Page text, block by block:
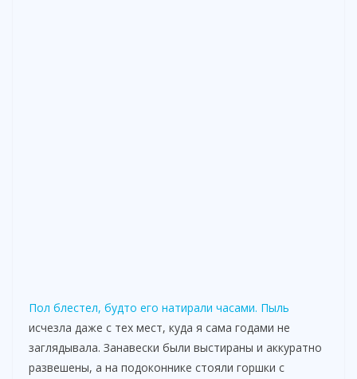
Пол блестел, будто его натирали часами. Пыль
исчезла даже с тех мест, куда я сама годами не
заглядывала. Занавески были выстираны и аккуратно
развешены, а на подоконнике стояли горшки с